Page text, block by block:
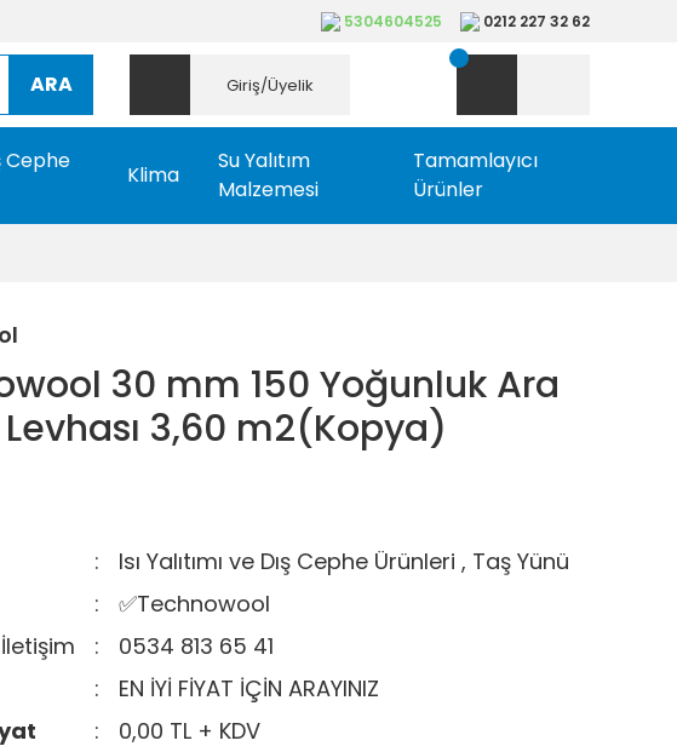
5304604525 0212 227 32 62
ARA Giriş/Üyelik
Cephe
Klima
Su Yalıtım
Malzemesi
Tamamlayıcı
Ürünler
30 mm 150 Yoğunluk Ara
3,60 m2(Kopya)
Isı Yalıtımı ve Dış Cephe Ürünleri , Taş Yünü
✅Technowool
0534 813 65 41
EN İYİ FİYAT İÇİN ARAYINIZ
0,00 TL + KDV